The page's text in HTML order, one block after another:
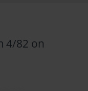
4/82 on